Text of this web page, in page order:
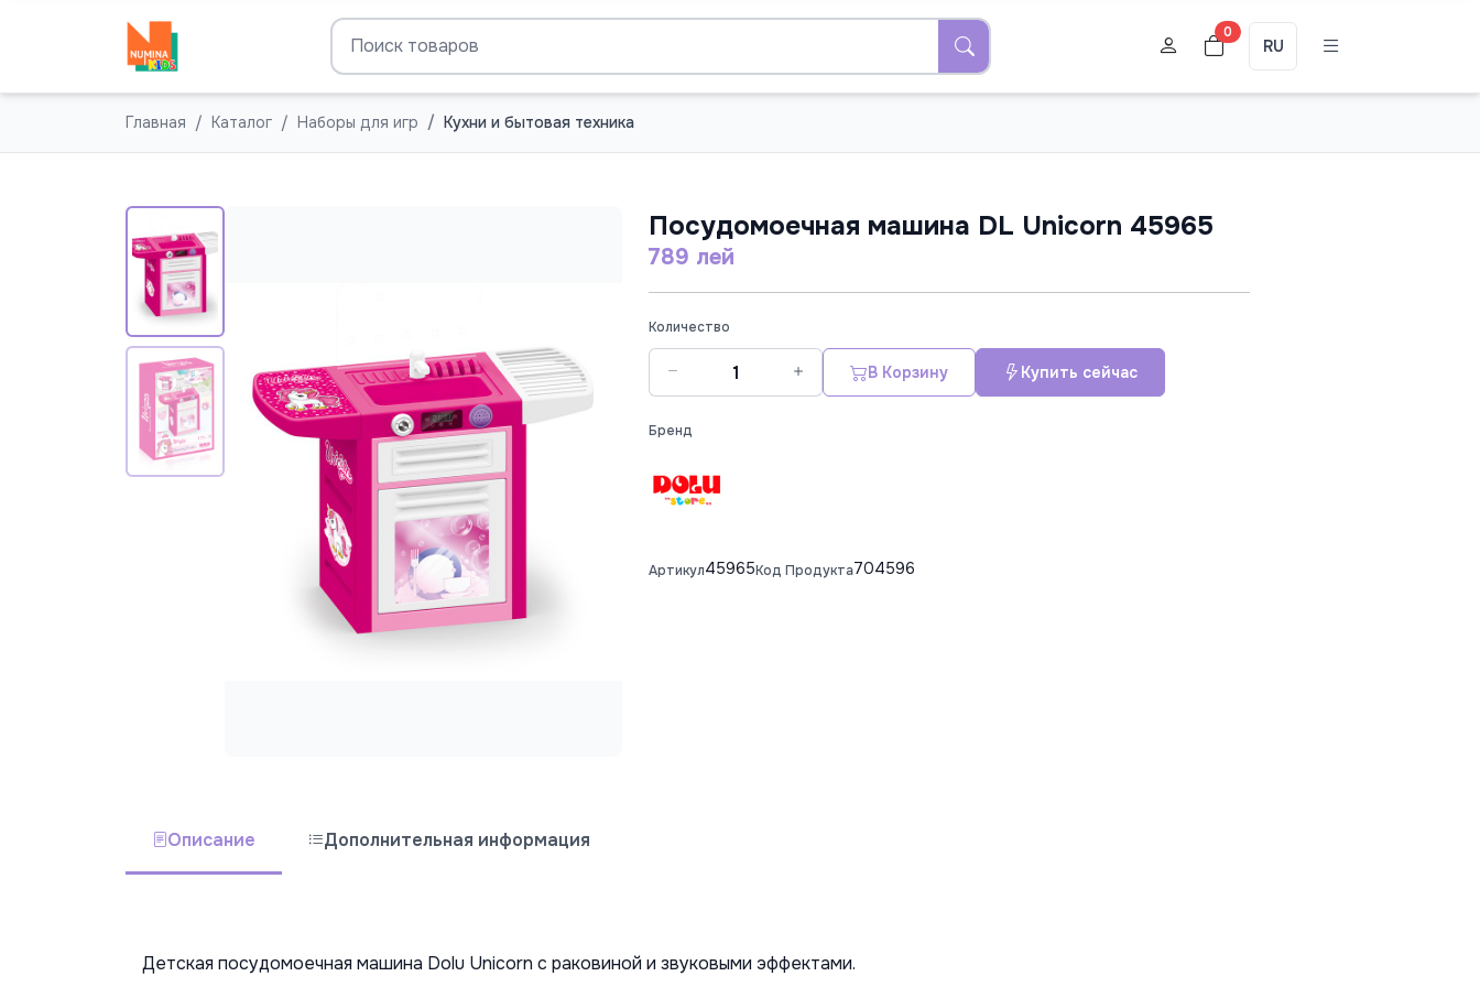
0
RU
Главная Каталог Наборы для игр Кухни и бытовая техника
Посудомоечная машина DL Unicorn 45965
789 лей
Количество
В Корзину Купить сейчас
Бренд
Артикул45965Код Продукта704596
Описание Дополнительная информация
Детская посудомоечная машина Dolu Unicorn с раковиной и звуковыми эффектами.